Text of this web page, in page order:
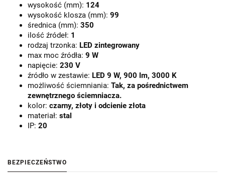
wysokość (mm): 124
wysokość klosza (mm): 99
średnica (mm): 350
ilość źródeł: 1
rodzaj trzonka: LED zintegrowany
max moc źródła: 9 W
napięcie: 230 V
źródło w zestawie: LED 9 W, 900 lm, 3000 K
możliwość ściemniania: Tak, za pośrednictwem
zewnętrznego ściemniacza.
kolor: czarny, złoty i odcienie złota
materiał: stal
IP: 20
BEZPIECZEŃSTWO